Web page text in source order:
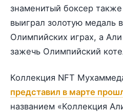
знаменитый боксер
выиграл золотую медаль
Олимпийских играх, а
зажечь Олимпийский
Коллекция NFT
представил в марте
названием «Коллекция